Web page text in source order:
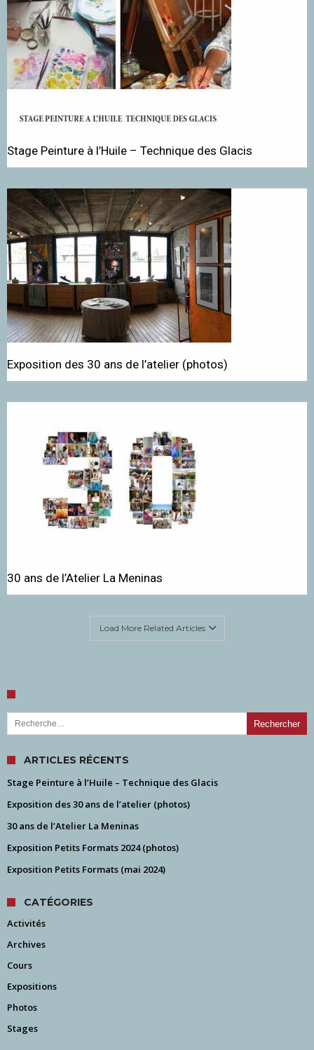
Stage Peinture à l’Huile – Technique des Glacis
Exposition des 30 ans de l’atelier (photos)
30 ans de l’Atelier La Meninas
Load More Related Articles
Rechercher :
ARTICLES RÉCENTS
Stage Peinture à l’Huile – Technique des Glacis
Exposition des 30 ans de l’atelier (photos)
30 ans de l’Atelier La Meninas
Exposition Petits Formats 2024 (photos)
Exposition Petits Formats (mai 2024)
CATÉGORIES
Activités
Archives
Cours
Expositions
Photos
Stages